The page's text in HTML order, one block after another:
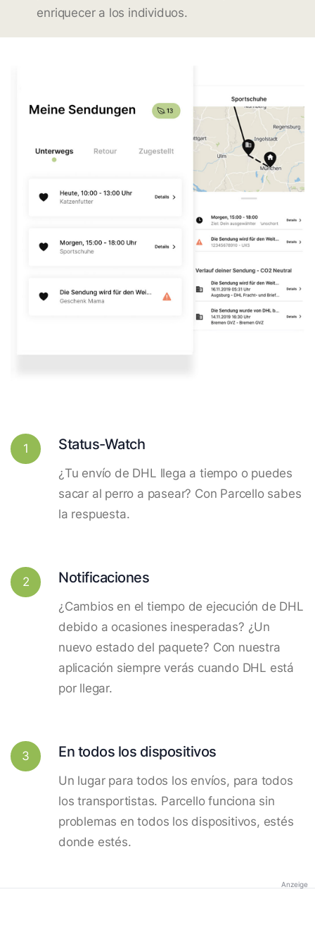
enriquecer a los individuos.
1 Status-Watch
¿Tu envío de DHL llega a tiempo o puedes
sacar al perro a pasear? Con Parcello sabes
la respuesta.
2 Notificaciones
¿Cambios en el tiempo de ejecución de DHL
debido a ocasiones inesperadas? ¿Un
nuevo estado del paquete? Con nuestra
aplicación siempre verás cuando DHL está
por llegar.
3 En todos los dispositivos
Un lugar para todos los envíos, para todos
los transportistas. Parcello funciona sin
problemas en todos los dispositivos, estés
donde estés.
Anzeige